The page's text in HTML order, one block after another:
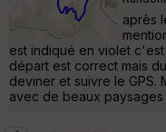
après
est indiqué en violet
départ est correct mais
deviner et suivre le GPS.
avec de beaux paysages